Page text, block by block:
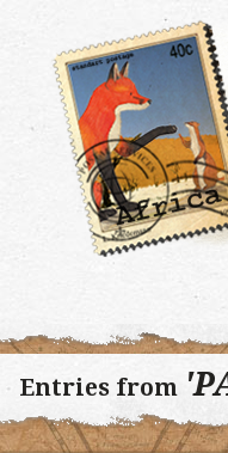
Entries from